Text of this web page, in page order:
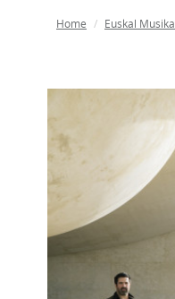
Home Euskal Musika